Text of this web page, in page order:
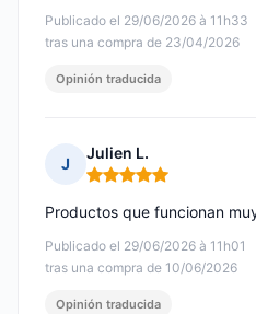
Publicado el 29/06/2026 à 11h33
tras una compra de 23/04/2026
Opinión traducida
J
Julien L.
Nota: 5 de 5
Publicado el 29/06/2026 à 11h01
tras una compra de 10/06/2026
Productos que funcionan
Opinión traducida